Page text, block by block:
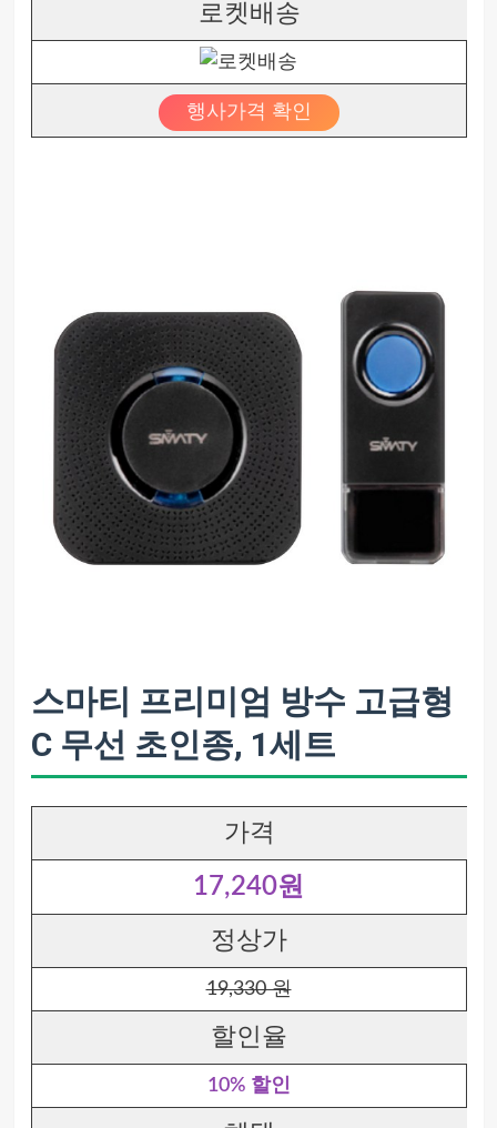
로켓배송
행사가격 확인
스마티 프리미엄 방수 고급형
C 무선 초인종, 1세트
가격
17,240원
정상가
19,330 원
할인율
10% 할인